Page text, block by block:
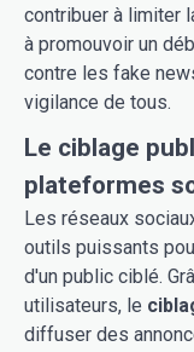
contribuer à limiter
à promouvoir un
contre les fake
vigilance de tous.
Le ciblage
plateformes
Les réseaux
outils puissants
d'un public ciblé.
utilisateurs, le
diffuser des